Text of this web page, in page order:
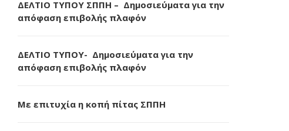
ΔΕΛΤΙΟ ΤΥΠΟΥ ΣΠΠΗ – Δημοσιεύματα για την
απόφαση επιβολής πλαφόν
ΔΕΛΤΙΟ ΤΥΠΟΥ- Δημοσιεύματα για την
απόφαση επιβολής πλαφόν
Με επιτυχία η κοπή πίτας ΣΠΠΗ